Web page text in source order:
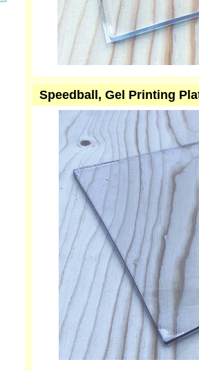
Speedball, Gel Printing